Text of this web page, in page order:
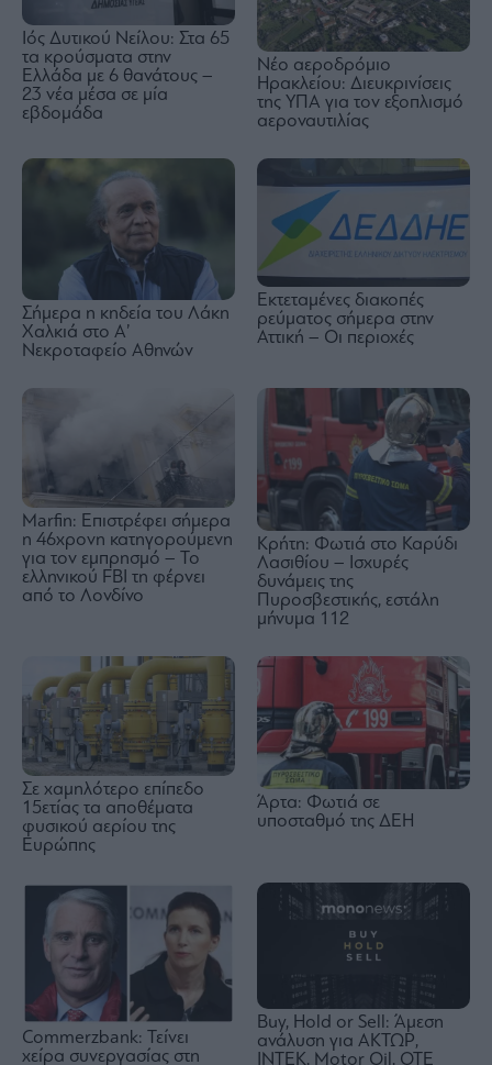
Ιός Δυτικού Νείλου: Στα 65
τα κρούσματα στην
Ελλάδα με 6 θανάτους –
23 νέα μέσα σε μία
εβδομάδα
Νέο αεροδρόμιο
Ηρακλείου: Διευκρινίσεις
της ΥΠΑ για τον εξοπλισμό
αεροναυτιλίας
Σήμερα η κηδεία του Λάκη
Χαλκιά στο Α’
Νεκροταφείο Αθηνών
Εκτεταμένες διακοπές
ρεύματος σήμερα στην
Αττική – Οι περιοχές
Marfin: Επιστρέφει σήμερα
η 46χρονη κατηγορούμενη
για τον εμπρησμό – To
ελληνικού FBI τη φέρνει
από το Λονδίνο
Κρήτη: Φωτιά στο Καρύδι
Λασιθίου – Ισχυρές
δυνάμεις της
Πυροσβεστικής, εστάλη
μήνυμα 112
Σε χαμηλότερο επίπεδο
15ετίας τα αποθέματα
φυσικού αερίου της
Ευρώπης
Άρτα: Φωτιά σε
υποσταθμό της ΔΕΗ
Commerzbank: Τείνει
χείρα συνεργασίας στη
Buy, Hold or Sell: Άμεση
ανάλυση για ΑΚΤΩΡ,
ΙΝΤΕΚ, Motor Oil, OTE